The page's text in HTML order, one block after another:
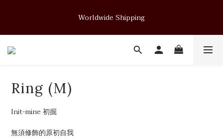
August 14, 2026 · 11:00 PM (GMT+8)
Worldwide Shipping
Soft Form - JUELRY Designed for Henry
Ring (M)
Init-mine 初掘
無須修飾的原初自我